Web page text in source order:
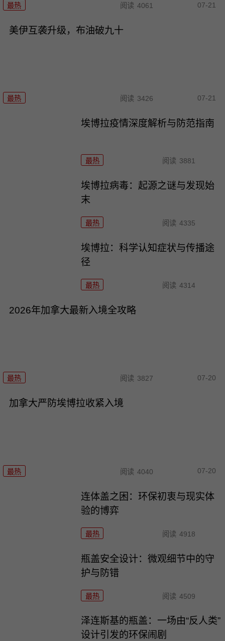
最热 阅读 4061 07-21
美伊互袭升级，布油破九十
最热 阅读 3426 07-21
埃博拉疫情深度解析与防范指南
最热 阅读 3881
埃博拉病毒：起源之谜与发现始
末
最热 阅读 4335
埃博拉：科学认知症状与传播途
径
最热 阅读 4314
2026年加拿大最新入境全攻略
最热 阅读 3827 07-20
加拿大严防埃博拉收紧入境
最热 阅读 4040 07-20
连体盖之困：环保初衷与现实体
验的博弈
最热 阅读 4918
瓶盖安全设计：微观细节中的守
护与防错
最热 阅读 4509
泽连斯基的瓶盖：一场由“反人类”
设计引发的环保闹剧